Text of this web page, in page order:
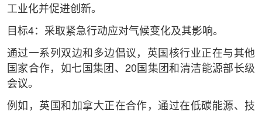
工业化并促进创新。
目标4：采取紧急行动应对气候变化及其影响。
通过一系列双边和多边倡议，英国核行业正在与其他
国家合作，如七国集团、20国集团和清洁能源部长级
会议。
例如，英国和加拿大正在合作，通过在低碳能源、技